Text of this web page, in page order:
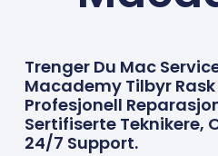
Trenger Du Mac
Macademy Tilbyr
Profesjonell
Sertifiserte Teknikere,
24/7 Support.